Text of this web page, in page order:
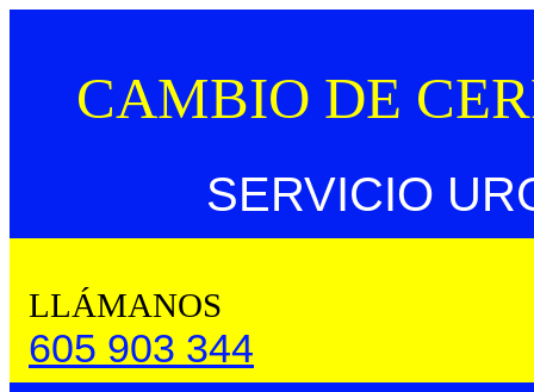
CAMBIO DE
SERVICIO
LLÁMANOS
605 903 344